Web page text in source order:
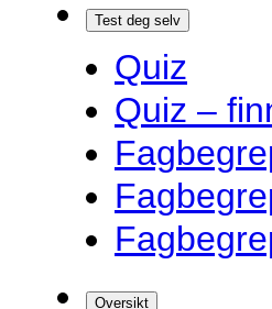
Test deg selv
Quiz
Quiz –
Oversikt